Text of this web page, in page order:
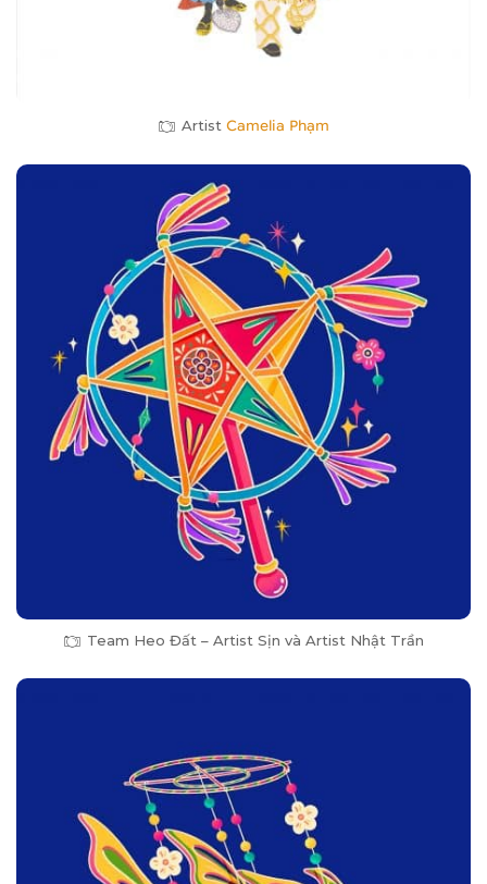
Artist Camelia Phạm
Team Heo Đất – Artist Sịn và Artist Nhật Trần